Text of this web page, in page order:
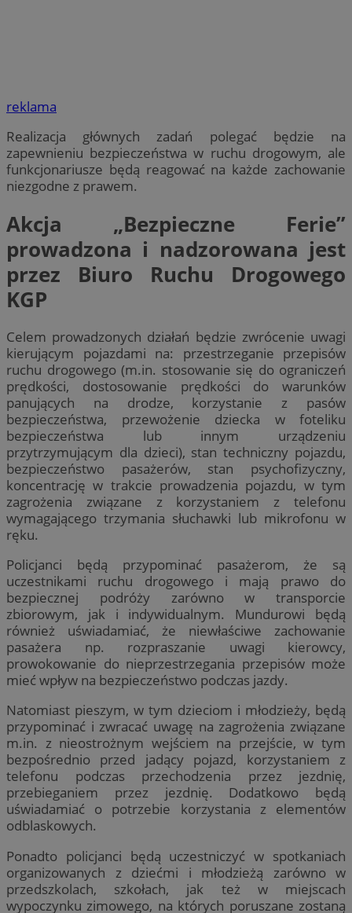
reklama
Realizacja głównych zadań polegać będzie na
zapewnieniu bezpieczeństwa w ruchu drogowym, ale
funkcjonariusze będą reagować na każde zachowanie
niezgodne z prawem.
Akcja „Bezpieczne Ferie”
prowadzona i nadzorowana jest
przez Biuro Ruchu Drogowego
KGP
Celem prowadzonych działań będzie zwrócenie uwagi
kierującym pojazdami na: przestrzeganie przepisów
ruchu drogowego (m.in. stosowanie się do ograniczeń
prędkości, dostosowanie prędkości do warunków
panujących na drodze, korzystanie z pasów
bezpieczeństwa, przewożenie dziecka w foteliku
bezpieczeństwa lub innym urządzeniu
przytrzymującym dla dzieci), stan techniczny pojazdu,
bezpieczeństwo pasażerów, stan psychofizyczny,
koncentrację w trakcie prowadzenia pojazdu, w tym
zagrożenia związane z korzystaniem z telefonu
wymagającego trzymania słuchawki lub mikrofonu w
ręku.
Policjanci będą przypominać pasażerom, że są
uczestnikami ruchu drogowego i mają prawo do
bezpiecznej podróży zarówno w transporcie
zbiorowym, jak i indywidualnym. Mundurowi będą
również uświadamiać, że niewłaściwe zachowanie
pasażera np. rozpraszanie uwagi kierowcy,
prowokowanie do nieprzestrzegania przepisów może
mieć wpływ na bezpieczeństwo podczas jazdy.
Natomiast pieszym, w tym dzieciom i młodzieży, będą
przypominać i zwracać uwagę na zagrożenia związane
m.in. z nieostrożnym wejściem na przejście, w tym
bezpośrednio przed jadący pojazd, korzystaniem z
telefonu podczas przechodzenia przez jezdnię,
przebieganiem przez jezdnię. Dodatkowo będą
uświadamiać o potrzebie korzystania z elementów
odblaskowych.
Ponadto policjanci będą uczestniczyć w spotkaniach
organizowanych z dziećmi i młodzieżą zarówno w
przedszkolach, szkołach, jak też w miejscach
wypoczynku zimowego, na których poruszane zostaną